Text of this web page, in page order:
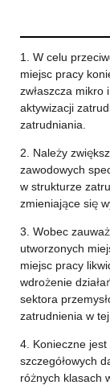
1. W celu
miejsc pracy
zwłaszcza mikro
aktywizacji
zatrudniania.
2. Należy
zawodowych
w strukturze
zmieniające się
3. Wobec
utworzonych
miejsc pracy
wdrożenie
sektora
zatrudnienia w
4. Konieczne
szczegółowych
różnych klasach